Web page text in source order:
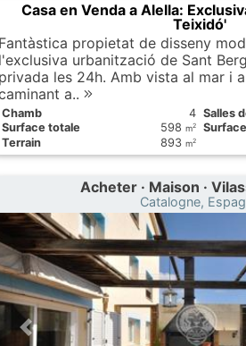
Casa en Venda a Alella:
Teixidó'
propietat de disseny
urbanització de Sant
les 24h. Amb vista al mar i
a..
Chamb 4 Salles
Surface totale
598 m2
Terrain 893 m2
Acheter · Maison ·
Catalogne,